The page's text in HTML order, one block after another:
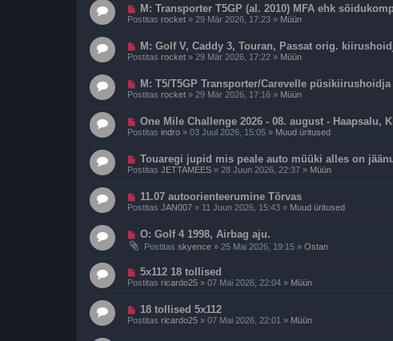
u
o
s
u
U
u
s
o
s
u
M: Transporter T5GP (al. 2010) MFA ehk
Postitas rocket » 29 Mär 2026, 17:23 » Müün
U
u
s
o
s
u
M: Golf V, Caddy 3, Touran, Passat orig.
Postitas rocket » 29 Mär 2026, 17:22 » Müün
U
u
s
o
s
u
M: T5/T5GP Transporter/Carevelle püsikiirushoidja
Postitas rocket » 29 Mär 2026, 17:16 » Müün
U
u
s
o
s
u
One Mile Challenge 2026 - 08. august - Haapsalu,
Postitas indro » 03 Juul 2026, 15:05 » Muud üritused
U
u
s
o
s
u
s
Touaregi jupid mis peale auto müüki alles on
Postitas JETTAMEES » 28 Juun 2026, 22:37 » Müün
U
u
s
o
s
t
u
11.07 autoorienteerumine Tõrvas
Postitas JAN007 » 11 Juun 2026, 15:43 » Muud üritused
U
s
o
s
u
O: Golf 4 1998, Airbag aju.
Postitas skyence » 25 Mai 2026, 19:15 » Ostan
U
u
s
o
s
5x112 18 tollised
Postitas ricardo25 » 07 Mai 2026, 22:04 » Müün
U
u
s
18 tollised 5x112
Postitas ricardo25 » 07 Mai 2026, 22:01 » Müün